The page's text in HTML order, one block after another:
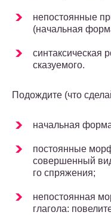
непостоянные
(начальная
синтаксическая
сказуемого.
Подождите (что
начальная
постоянные
совершенный
го спряжения;
непостоянная
глагола: